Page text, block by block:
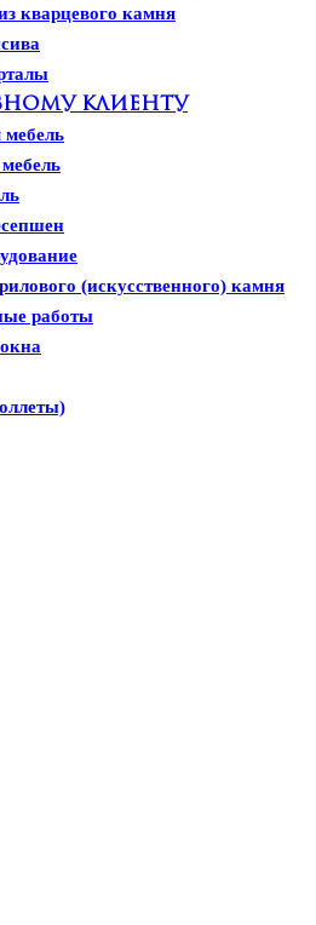
кварцевого камня
камень White Hills
клиенту
мебель
(искусственного) камня
работы